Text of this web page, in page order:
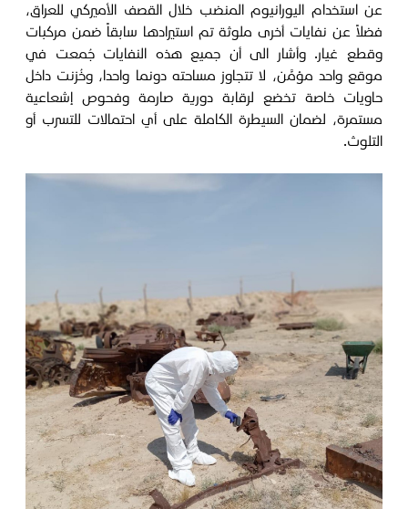
عن استخدام اليورانيوم المنضب خلال القصف الأميركي للعراق،
فضلاً عن نفايات أخرى ملوثة تم استيرادها سابقاً ضمن مركبات
وقطع غيار. وأشار الى أن جميع هذه النفايات جُمعت في
موقع واحد مؤمَّن، لا تتجاوز مساحته دونما واحدا، وخُزنت داخل
حاويات خاصة تخضع لرقابة دورية صارمة وفحوص إشعاعية
مستمرة، لضمان السيطرة الكاملة على أي احتمالات للتسرب أو
التلوث.